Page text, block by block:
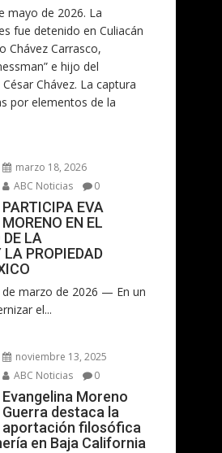
mayo de 2026. La
fue detenido en Culiacán
Chávez Carrasco,
e hijo del
Chávez. La captura
por elementos de la
marzo 18, 2026
ABC Noticias
0
PARTICIPA EVA
MORENO EN EL
LA
PROPIEDAD
de marzo de 2026 — En un
el...
noviembre 13, 2025
ABC Noticias
0
Evangelina Moreno
Guerra destaca la
aportación filosófica
en Baja California